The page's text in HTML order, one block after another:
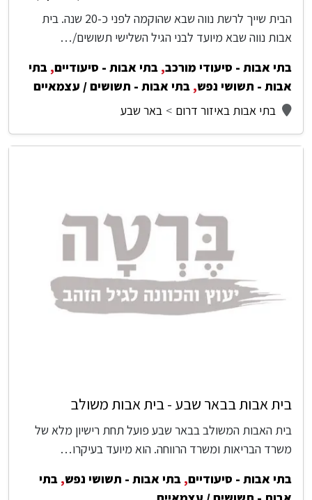
הבית שייך לרשת נווה שבא שהוקמה לפני כ-20 שנה. בית
אבות נווה שבא מיועד לבני הגיל השלישי תשושים/…
בתי אבות - סיעודי מורכב, בתי אבות - סיעודיים, בתי
אבות - תשושי נפש, בתי אבות - תשושים / עצמאיים
בתי אבות באיזור דרום
באר שבע
בית אבות בבאר שבע - בית אבות משולב
בית האבות המשולב בבאר שבע פועל תחת רישיון מלא של
משרד הבריאות ומשרד הרווחה. הוא מיועד בעיקרו…
בתי אבות - סיעודיים, בתי אבות - תשושי נפש, בתי